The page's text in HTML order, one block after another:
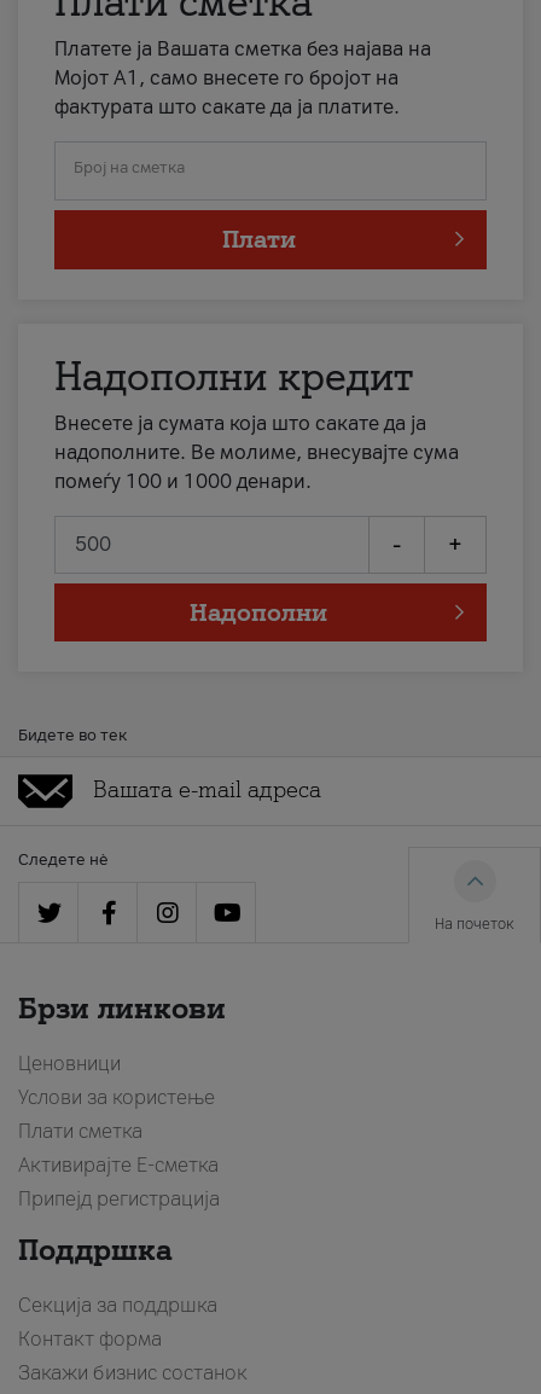
Платете ја Вашата сметка без најава на
Мојот А1, само внесете го бројот на
фактурата што сакате да ја платите.
Број на сметка
Плати
Надополни кредит
Внесете ја сумата која што сакате да ја
надополните. Ве молиме, внесувајте сума
помеѓу 100 и 1000 денари.
- +
Надополни
Бидете во тек
Следете нè
На почеток
Брзи линкови
Ценовници
Услови за користење
Плати сметка
Активирајте Е-сметка
Припејд регистрација
Поддршка
Секција за поддршка
Контакт форма
Закажи бизнис состанок